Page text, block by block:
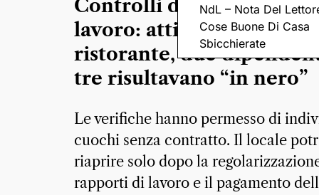
NdL – Nota Del
Cose Buone Di Casa
Sbicchierate
Controlli
lavoro: attività sospesa
ristorante, due
tre risultavano “in nero”
Le verifiche hanno permesso di
cuochi senza contratto. Il locale
riaprire solo dopo la
rapporti di lavoro e il pagamento